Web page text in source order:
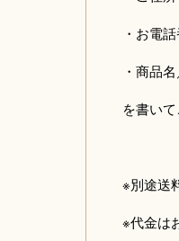
・お電
・商品
を書い
※別途送
※代金は